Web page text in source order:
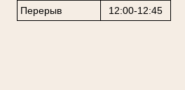
Перерыв
12:00-12:45